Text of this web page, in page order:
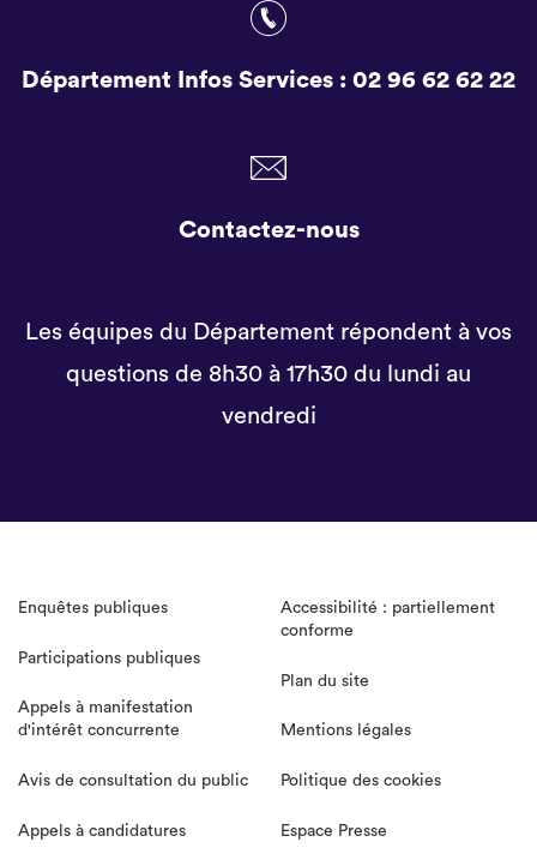
Département Infos Services : 02 96 62 62 22
Contactez-nous
Les équipes du Département répondent à vos
questions de 8h30 à 17h30 du lundi au
vendredi
Enquêtes publiques
Participations publiques
Appels à manifestation
d'intérêt concurrente
Avis de consultation du public
Appels à candidatures
Accessibilité : partiellement
conforme
Plan du site
Mentions légales
Politique des cookies
Espace Presse